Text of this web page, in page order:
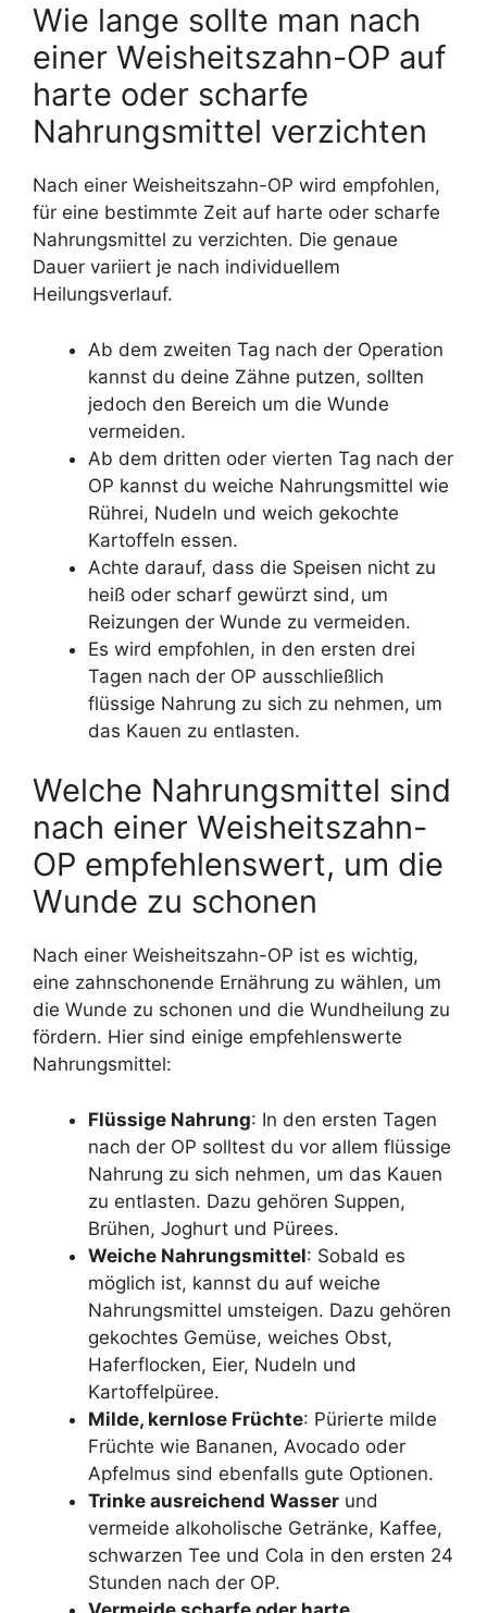
Wie lange sollte man nach
einer Weisheitszahn-OP auf
harte oder scharfe
Nahrungsmittel verzichten
Nach einer Weisheitszahn-OP wird empfohlen,
für eine bestimmte Zeit auf harte oder scharfe
Nahrungsmittel zu verzichten. Die genaue
Dauer variiert je nach individuellem
Heilungsverlauf.
Ab dem zweiten Tag nach der Operation
kannst du deine Zähne putzen, sollten
jedoch den Bereich um die Wunde
vermeiden.
Ab dem dritten oder vierten Tag nach der
OP kannst du weiche Nahrungsmittel wie
Rührei, Nudeln und weich gekochte
Kartoffeln essen.
Achte darauf, dass die Speisen nicht zu
heiß oder scharf gewürzt sind, um
Reizungen der Wunde zu vermeiden.
Es wird empfohlen, in den ersten drei
Tagen nach der OP ausschließlich
flüssige Nahrung zu sich zu nehmen, um
das Kauen zu entlasten.
Welche Nahrungsmittel sind
nach einer Weisheitszahn-
OP empfehlenswert, um die
Wunde zu schonen
Nach einer Weisheitszahn-OP ist es wichtig,
eine zahnschonende Ernährung zu wählen, um
die Wunde zu schonen und die Wundheilung zu
fördern. Hier sind einige empfehlenswerte
Nahrungsmittel:
Flüssige Nahrung: In den ersten Tagen
nach der OP solltest du vor allem flüssige
Nahrung zu sich nehmen, um das Kauen
zu entlasten. Dazu gehören Suppen,
Brühen, Joghurt und Pürees.
Weiche Nahrungsmittel: Sobald es
möglich ist, kannst du auf weiche
Nahrungsmittel umsteigen. Dazu gehören
gekochtes Gemüse, weiches Obst,
Haferflocken, Eier, Nudeln und
Kartoffelpüree.
Milde, kernlose Früchte: Pürierte milde
Früchte wie Bananen, Avocado oder
Apfelmus sind ebenfalls gute Optionen.
Trinke ausreichend Wasser und
vermeide alkoholische Getränke, Kaffee,
schwarzen Tee und Cola in den ersten 24
Stunden nach der OP.